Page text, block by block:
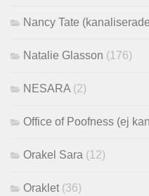
Nancy Tate
Natalie Glasson (176)
NESARA (2)
Office of Poofness (ej
Orakel Sara (12)
Oraklet (36)